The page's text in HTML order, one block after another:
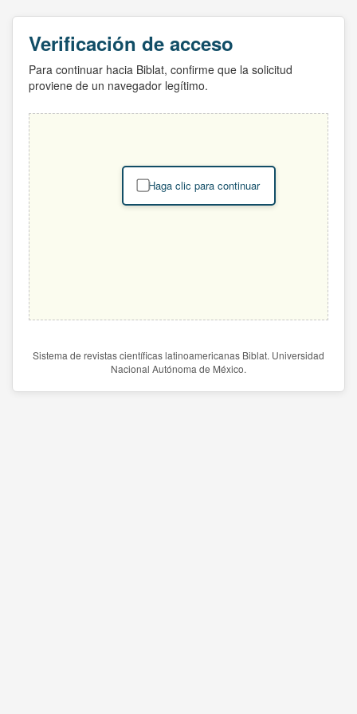
Verificación de acceso
Para continuar hacia Biblat, confirme que la solicitud
proviene de un navegador legítimo.
Haga clic para continuar
Sistema de revistas científicas latinoamericanas Biblat. Universidad
Nacional Autónoma de México.